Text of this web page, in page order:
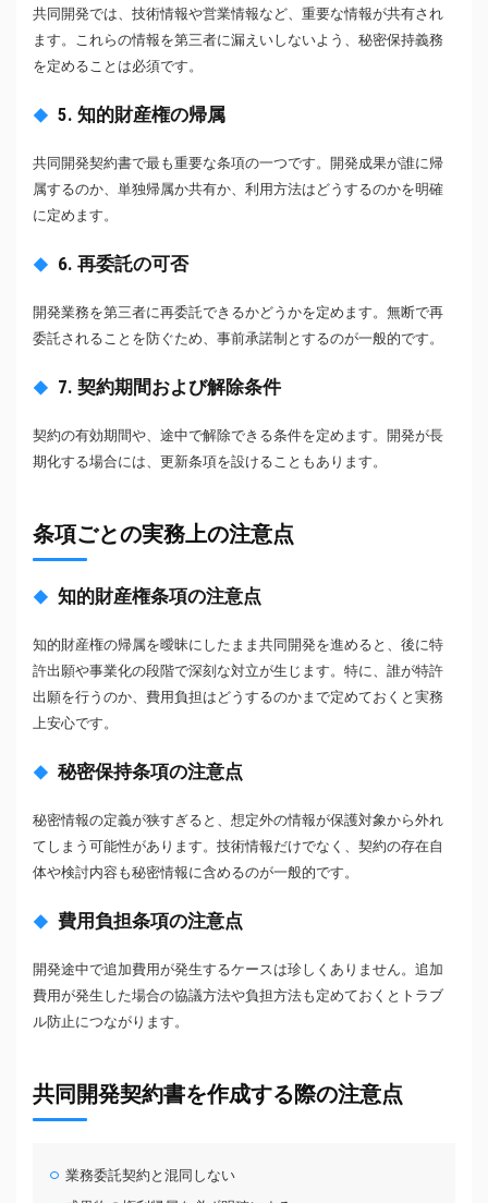
共同開発では、技術情報や営業情報など、重要な情報が共有され
ます。これらの情報を第三者に漏えいしないよう、秘密保持義務
を定めることは必須です。
5. 知的財産権の帰属
共同開発契約書で最も重要な条項の一つです。開発成果が誰に帰
属するのか、単独帰属か共有か、利用方法はどうするのかを明確
に定めます。
6. 再委託の可否
開発業務を第三者に再委託できるかどうかを定めます。無断で再
委託されることを防ぐため、事前承諾制とするのが一般的です。
7. 契約期間および解除条件
契約の有効期間や、途中で解除できる条件を定めます。開発が長
期化する場合には、更新条項を設けることもあります。
条項ごとの実務上の注意点
知的財産権条項の注意点
知的財産権の帰属を曖昧にしたまま共同開発を進めると、後に特
許出願や事業化の段階で深刻な対立が生じます。特に、誰が特許
出願を行うのか、費用負担はどうするのかまで定めておくと実務
上安心です。
秘密保持条項の注意点
秘密情報の定義が狭すぎると、想定外の情報が保護対象から外れ
てしまう可能性があります。技術情報だけでなく、契約の存在自
体や検討内容も秘密情報に含めるのが一般的です。
費用負担条項の注意点
開発途中で追加費用が発生するケースは珍しくありません。追加
費用が発生した場合の協議方法や負担方法も定めておくとトラブ
ル防止につながります。
共同開発契約書を作成する際の注意点
業務委託契約と混同しない